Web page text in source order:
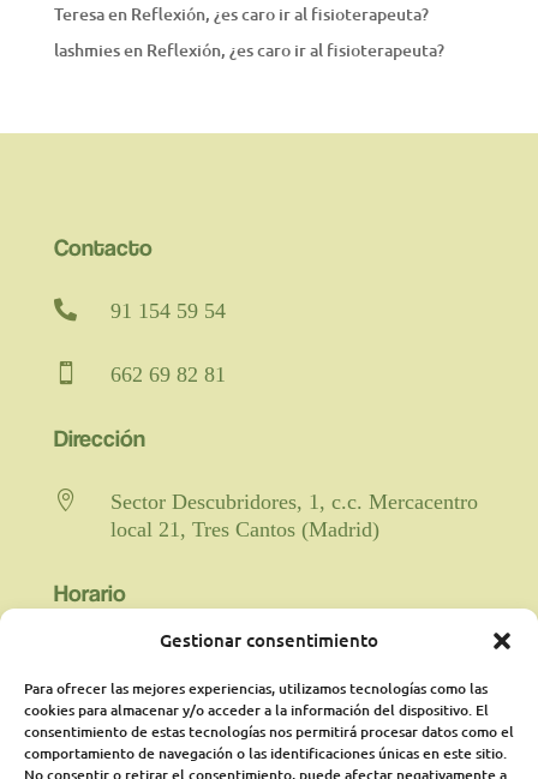
Gestionar consentimiento
Para ofrecer las mejores experiencias, utilizamos tecnologías como las
cookies para almacenar y/o acceder a la información del dispositivo. El
consentimiento de estas tecnologías nos permitirá procesar datos como el
comportamiento de navegación o las identificaciones únicas en este sitio.
No consentir o retirar el consentimiento, puede afectar negativamente a
Teresaen Reflexión, ¿es caro ir al fisioterapeuta?
lashmiesen Reflexión, ¿es caro ir al fisioterapeuta?
Contacto
 91 154 59 54
 662 69 82 81
Dirección

Sector Descubridores, 1, c.c. Mercacentro
local 21, Tres Cantos (Madrid)
Horario
viernes de 9:00 a 21:00 horas
ininterrumpido.
Psicología: Lunes de 18:00 a 21:00